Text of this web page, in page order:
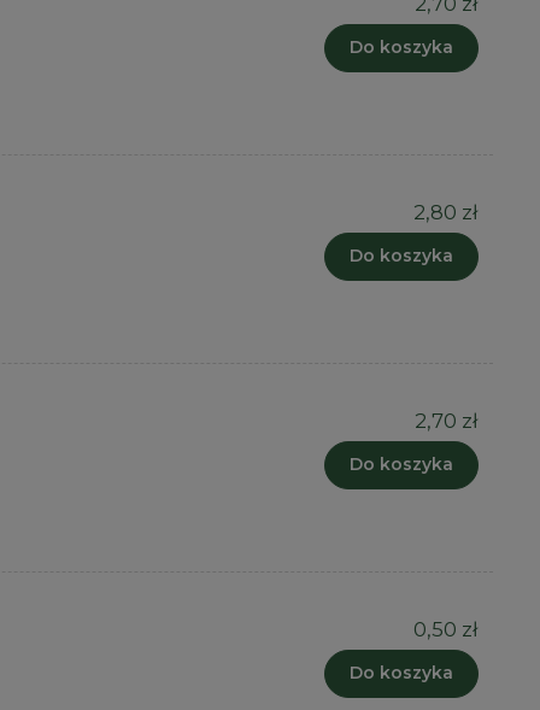
Do koszyka
2,80 zł
Do koszyka
2,70 zł
Do koszyka
0,50 zł
Do koszyka